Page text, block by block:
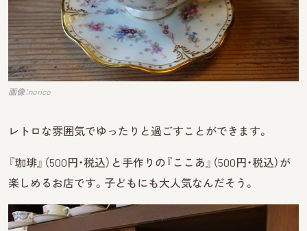
画像：norico
レトロな雰囲気でゆったりと過ごすことができます。
『珈琲』（500円・税込）と手作りの『ここあ』（500円・税込）が
楽しめるお店です。子どもにも大人気なんだそう。